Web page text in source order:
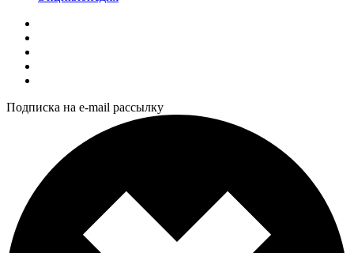
Подписка на e-mail рассылку